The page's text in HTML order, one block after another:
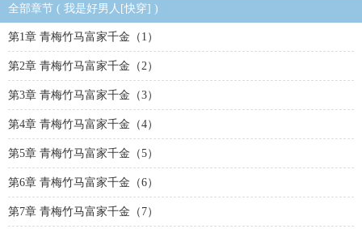
全部章节 ( 我是好男人[快穿] )
第1章 青梅竹马富家千金（1）
第2章 青梅竹马富家千金（2）
第3章 青梅竹马富家千金（3）
第4章 青梅竹马富家千金（4）
第5章 青梅竹马富家千金（5）
第6章 青梅竹马富家千金（6）
第7章 青梅竹马富家千金（7）